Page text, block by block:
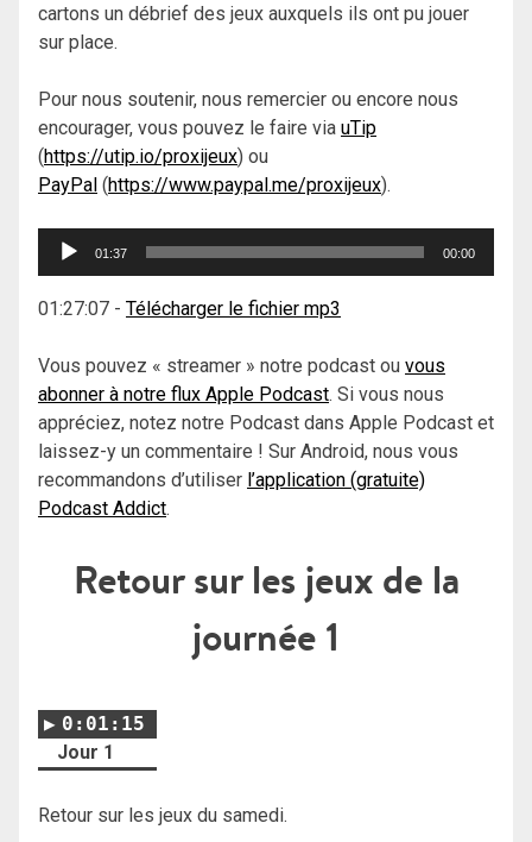
cartons un débrief des jeux auxquels ils ont pu jouer
sur place.
Pour nous soutenir, nous remercier ou encore nous
encourager, vous pouvez le faire via uTip
(https://utip.io/proxijeux) ou
PayPal (https://www.paypal.me/proxijeux).
Lecteur
01:37 00:00
01:27:07 - Télécharger le fichier mp3
Vous pouvez « streamer » notre podcast ou vous
abonner à notre flux Apple Podcast. Si vous nous
appréciez, notez notre Podcast dans Apple Podcast et
laissez-y un commentaire ! Sur Android, nous vous
recommandons d’utiliser l’application (gratuite)
Podcast Addict.
Retour sur les jeux de la
journée 1
0:01:15
Jour 1
Retour sur les jeux du samedi.